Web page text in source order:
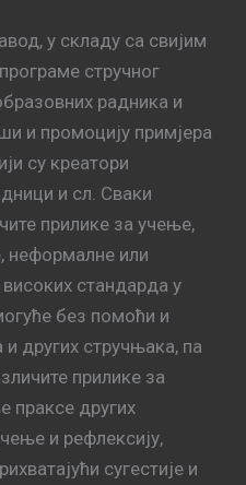
у складу са свијим
стручног
радника и
и промоцију примјера
су креатори
и сл. Сваки
прилике за учење,
неформалне или
стандарда у
без помоћи и
других стручњака, па
прилике за
праксе других
и рефлексију,
сугестије и